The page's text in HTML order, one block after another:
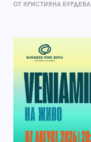
ОТ КРИСТИЯНА БУРДЕВА